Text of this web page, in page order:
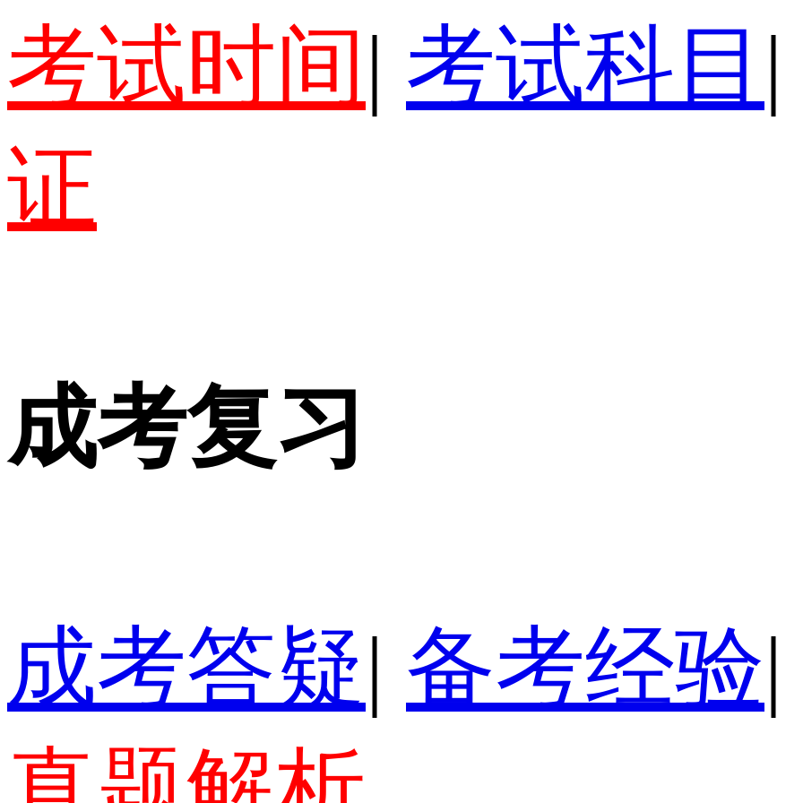
考试时间 | 考试科目 |
证
成考复习
成考答疑| 备考经验|